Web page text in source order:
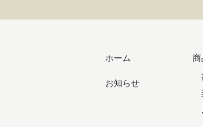
ホーム
お知らせ
商